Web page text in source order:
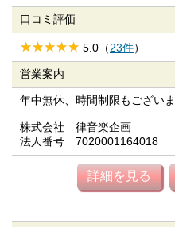
口コミ評価
5.0（23件）
営業案内
年中無休、時間制限もございま
株式会社 律音楽企画
法人番号 7020001164018
詳細を見る